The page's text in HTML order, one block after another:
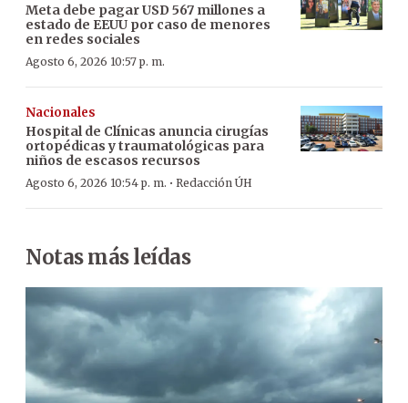
Meta debe pagar USD 567 millones a
estado de EEUU por caso de menores
en redes sociales
Agosto 6, 2026 10:57 p. m.
Nacionales
Hospital de Clínicas anuncia cirugías
ortopédicas y traumatológicas para
niños de escasos recursos
Agosto 6, 2026 10:54 p. m. · Redacción ÚH
Notas más leídas